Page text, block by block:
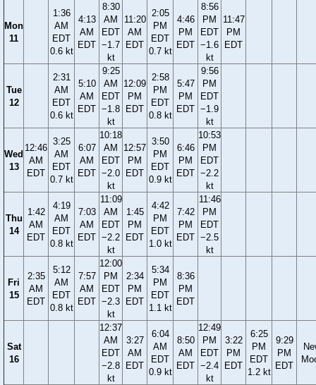
Mon
11
1:36
AM
EDT
0.6 kt
4:13
AM
EDT
8:30
AM
EDT
−1.7
kt
11:20
AM
EDT
2:05
PM
EDT
0.7 kt
4:46
PM
EDT
8:56
PM
EDT
−1.6
kt
11:47
PM
EDT
Tue
12
2:31
AM
EDT
0.6 kt
5:10
AM
EDT
9:25
AM
EDT
−1.8
kt
12:09
PM
EDT
2:58
PM
EDT
0.8 kt
5:47
PM
EDT
9:56
PM
EDT
−1.9
kt
Wed
13
12:46
AM
EDT
3:25
AM
EDT
0.7 kt
6:07
AM
EDT
10:18
AM
EDT
−2.0
kt
12:57
PM
EDT
3:50
PM
EDT
0.9 kt
6:46
PM
EDT
10:53
PM
EDT
−2.2
kt
Thu
14
1:42
AM
EDT
4:19
AM
EDT
0.8 kt
7:03
AM
EDT
11:09
AM
EDT
−2.2
kt
1:45
PM
EDT
4:42
PM
EDT
1.0 kt
7:42
PM
EDT
11:46
PM
EDT
−2.5
kt
Fri
15
2:35
AM
EDT
5:12
AM
EDT
0.8 kt
7:57
AM
EDT
12:00
PM
EDT
−2.3
kt
2:34
PM
EDT
5:34
PM
EDT
1.1 kt
8:36
PM
EDT
Sat
16
12:37
AM
EDT
−2.8
kt
3:27
AM
EDT
6:04
AM
EDT
0.9 kt
8:50
AM
EDT
12:49
PM
EDT
−2.4
kt
3:22
PM
EDT
6:25
PM
EDT
1.2 kt
9:29
PM
EDT